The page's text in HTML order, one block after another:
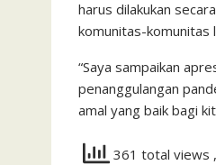
harus dilakukan
komunitas-komunitas
“Saya sampaikan
penanggulangan
amal yang baik bagi
361 total views